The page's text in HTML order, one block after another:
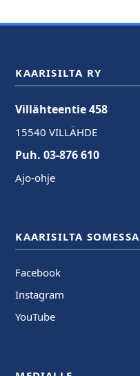
KAARISILTA RY
Villähteentie 458
15540 VILLÄHDE
Puh. 03-876 610
Ajo-ohje
KAARISILTA SOMESSA
Facebook
Instagram
YouTube